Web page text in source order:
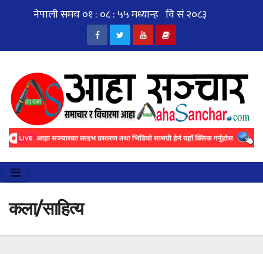
कला/साहित्य